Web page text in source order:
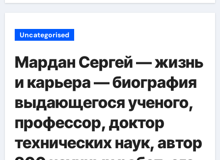
Uncategorised
Мардан Сергей — жизнь
и карьера — биография
выдающегося ученого,
профессор, доктор
технических наук, автор